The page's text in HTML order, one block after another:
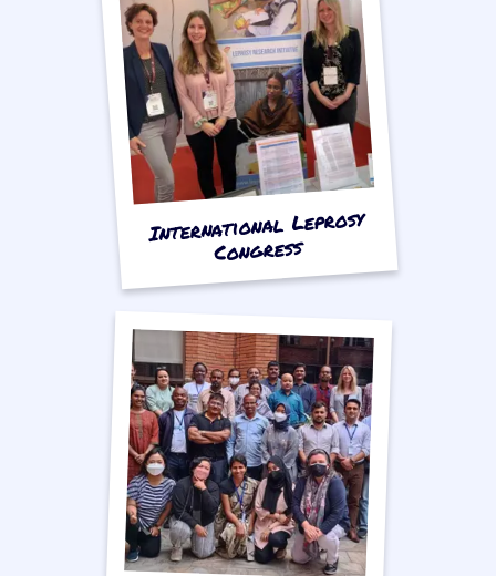
International Leprosy
Congress